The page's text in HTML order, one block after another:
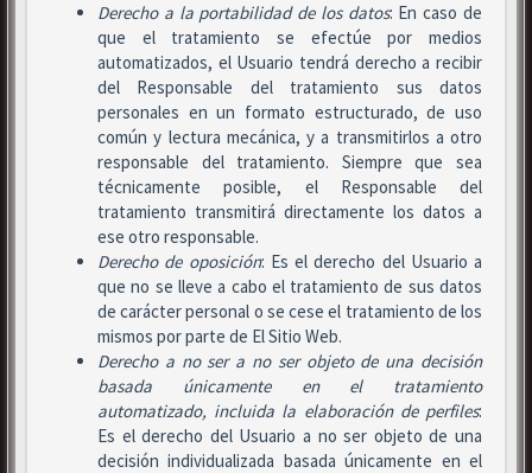
Derecho a la portabilidad de los datos: En caso de
que el tratamiento se efectúe por medios
automatizados, el Usuario tendrá derecho a recibir
del Responsable del tratamiento sus datos
personales en un formato estructurado, de uso
común y lectura mecánica, y a transmitirlos a otro
responsable del tratamiento. Siempre que sea
técnicamente posible, el Responsable del
tratamiento transmitirá directamente los datos a
ese otro responsable.
Derecho de oposición: Es el derecho del Usuario a
que no se lleve a cabo el tratamiento de sus datos
de carácter personal o se cese el tratamiento de los
mismos por parte de El Sitio Web.
Derecho a no ser a no ser objeto de una decisión
basada únicamente en el tratamiento
automatizado, incluida la elaboración de perfiles:
Es el derecho del Usuario a no ser objeto de una
decisión individualizada basada únicamente en el